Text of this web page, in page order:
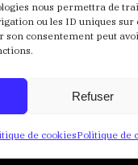
nous permettra de
ou les ID uniques sur
son consentement peut
Refuser
de cookiesPolitique de
Mentions Légales